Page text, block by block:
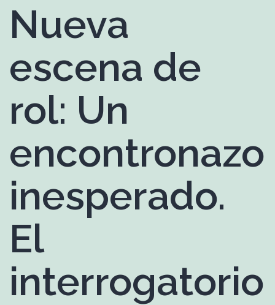
Nueva
escena de
rol: Un
encontronazo
inesperado.
El
interrogatorio